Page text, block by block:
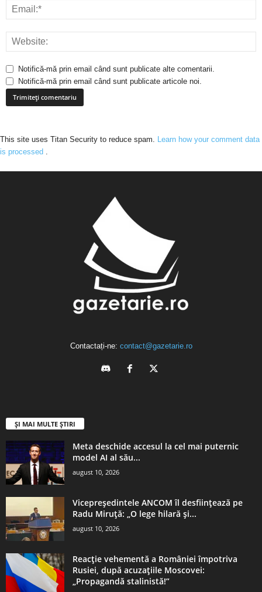
Notifică-mă prin email când sunt publicate alte comentarii.
Notifică-mă prin email când sunt publicate articole noi.
This site uses Titan Security to reduce spam. Learn how your comment data
is processed .
Contactați-ne: contact@gazetarie.ro
ȘI MAI MULTE ȘTIRI
Meta deschide accesul la cel mai puternic
model AI al său...
august 10, 2026
Vicepreședintele ANCOM îl desființează pe
Radu Miruță: „O lege hilară și...
august 10, 2026
Reacție vehementă a României împotriva
Rusiei, după acuzațiile Moscovei:
„Propagandă stalinistă!”